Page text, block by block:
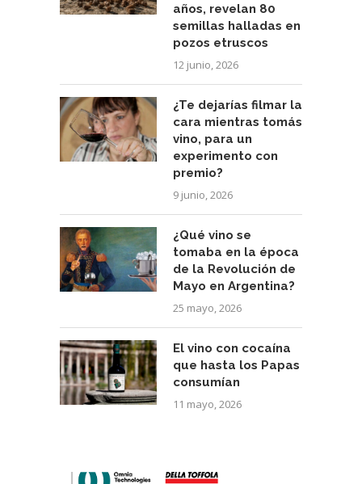
años, revelan 80
semillas halladas en
pozos etruscos
12 junio, 2026
¿Te dejarías filmar la
cara mientras tomás
vino, para un
experimento con
premio?
9 junio, 2026
¿Qué vino se
tomaba en la época
de la Revolución de
Mayo en Argentina?
25 mayo, 2026
El vino con cocaína
que hasta los Papas
consumían
11 mayo, 2026